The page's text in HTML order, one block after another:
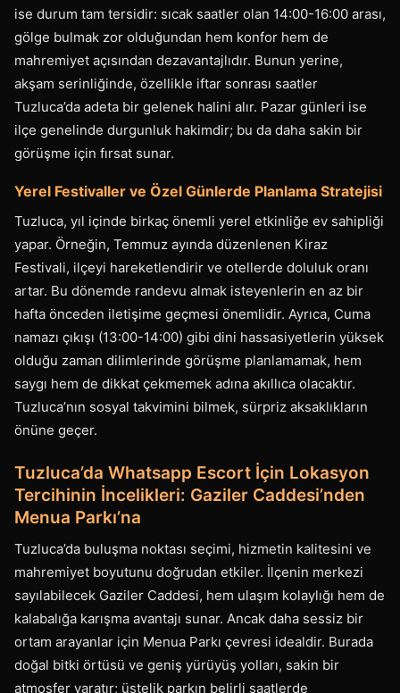
ise durum tam tersidir: sıcak saatler olan 14:00-16:00 arası,
gölge bulmak zor olduğundan hem konfor hem de
mahremiyet açısından dezavantajlıdır. Bunun yerine,
akşam serinliğinde, özellikle iftar sonrası saatler
Tuzluca’da adeta bir gelenek halini alır. Pazar günleri ise
ilçe genelinde durgunluk hakimdir; bu da daha sakin bir
görüşme için fırsat sunar.
Yerel Festivaller ve Özel Günlerde Planlama Stratejisi
Tuzluca, yıl içinde birkaç önemli yerel etkinliğe ev sahipliği
yapar. Örneğin, Temmuz ayında düzenlenen Kiraz
Festivali, ilçeyi hareketlendirir ve otellerde doluluk oranı
artar. Bu dönemde randevu almak isteyenlerin en az bir
hafta önceden iletişime geçmesi önemlidir. Ayrıca, Cuma
namazı çıkışı (13:00-14:00) gibi dini hassasiyetlerin yüksek
olduğu zaman dilimlerinde görüşme planlamamak, hem
saygı hem de dikkat çekmemek adına akıllıca olacaktır.
Tuzluca’nın sosyal takvimini bilmek, sürpriz aksaklıkların
önüne geçer.
Tuzluca’da Whatsapp Escort İçin Lokasyon
Tercihinin İncelikleri: Gaziler Caddesi’nden
Menua Parkı’na
Tuzluca’da buluşma noktası seçimi, hizmetin kalitesini ve
mahremiyet boyutunu doğrudan etkiler. İlçenin merkezi
sayılabilecek Gaziler Caddesi, hem ulaşım kolaylığı hem de
kalabalığa karışma avantajı sunar. Ancak daha sessiz bir
ortam arayanlar için Menua Parkı çevresi idealdir. Burada
doğal bitki örtüsü ve geniş yürüyüş yolları, sakin bir
atmosfer yaratır; üstelik parkın belirli saatlerde